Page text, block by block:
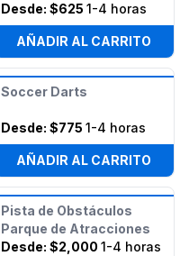
Desde: $625 1-4 horas
AÑADIR AL CARRITO
Soccer Darts
Desde: $775 1-4 horas
AÑADIR AL CARRITO
Pista de Obstáculos
Parque de Atracciones
Desde: $2,000 1-4 horas